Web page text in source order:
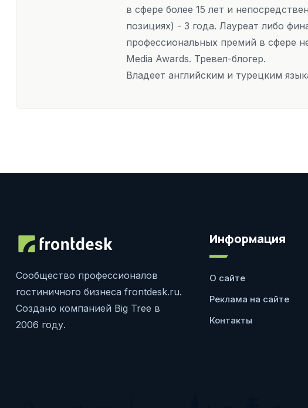
в сфере более 15 лет и
позициях) - 3 года. Лауреат либо
профессиональных премий в сфере
Media Awards. Тревел-блогер.
Владеет английским и турецким
Сообщество профессионалов
гостиничного бизнеса frontdesk.ru.
Создано компанией Big Tree в
2006 году.
Информация
О сайте
Реклама на сайте
Контакты